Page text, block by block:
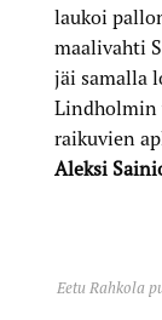
laukoi
maalivahti
jäi samalla
Lindholmin
raikuvien
Aleksi
Eetu Rahkola